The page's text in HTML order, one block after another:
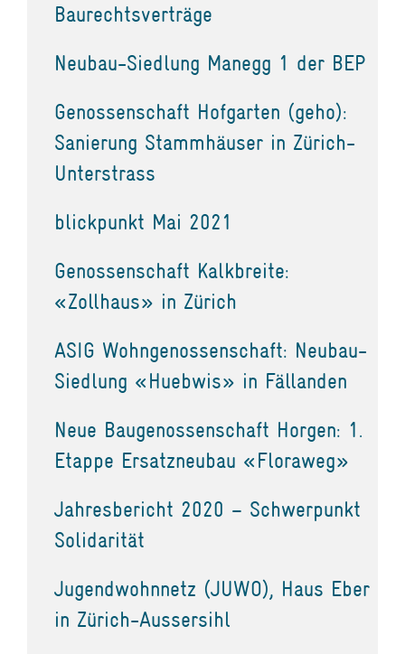
Baurechtsverträge
Neubau-Siedlung Manegg 1 der BEP
Genossenschaft Hofgarten (geho):
Sanierung Stammhäuser in Zürich-
Unterstrass
blickpunkt Mai 2021
Genossenschaft Kalkbreite:
«Zollhaus» in Zürich
ASIG Wohngenossenschaft: Neubau-
Siedlung «Huebwis» in Fällanden
Neue Baugenossenschaft Horgen: 1.
Etappe Ersatzneubau «Floraweg»
Jahresbericht 2020 – Schwerpunkt
Solidarität
Jugendwohnnetz (JUWO), Haus Eber
in Zürich-Aussersihl